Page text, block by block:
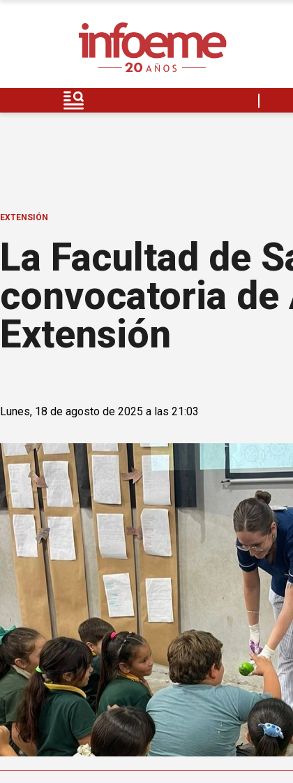
EXTENSIÓN
La Facultad de
convocatoria
Extensión
Lunes, 18 de agosto de 2025 a las 21:03